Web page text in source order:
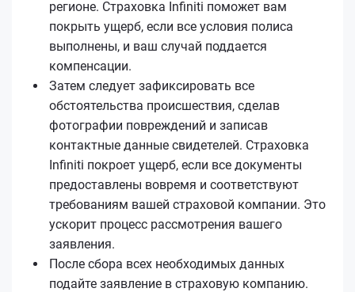
регионе. Страховка Infiniti поможет вам
покрыть ущерб, если все условия полиса
выполнены, и ваш случай поддается
компенсации.
Затем следует зафиксировать все
обстоятельства происшествия, сделав
фотографии повреждений и записав
контактные данные свидетелей. Страховка
Infiniti покроет ущерб, если все документы
предоставлены вовремя и соответствуют
требованиям вашей страховой компании. Это
ускорит процесс рассмотрения вашего
заявления.
После сбора всех необходимых данных
подайте заявление в страховую компанию.